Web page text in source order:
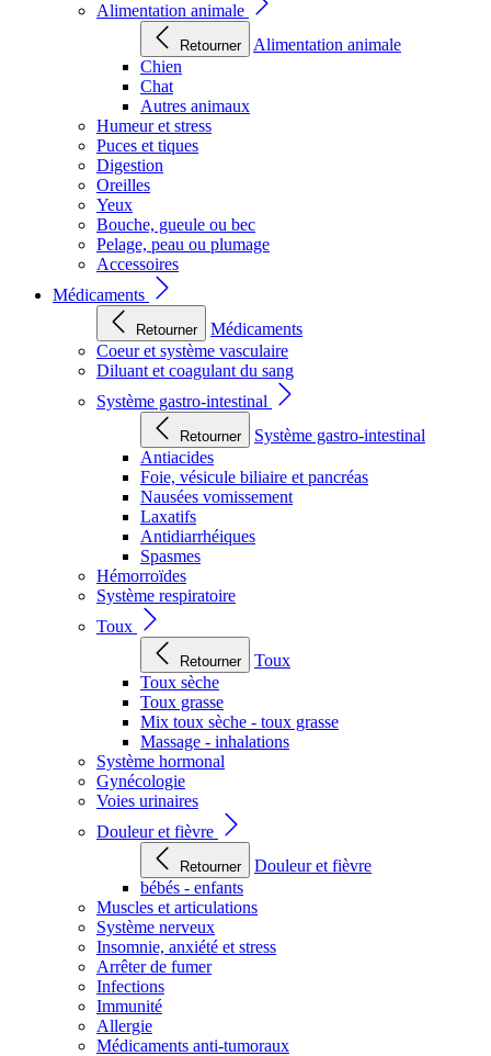
Alimentation animale
Retourner
Alimentation animale
Chien
Chat
Autres animaux
Humeur et stress
Puces et tiques
Digestion
Oreilles
Yeux
Bouche, gueule ou bec
Pelage, peau ou plumage
Accessoires
Médicaments
Retourner
Médicaments
Coeur et système vasculaire
Diluant et coagulant du sang
Système gastro-intestinal
Retourner
Système gastro-intestinal
Antiacides
Foie, vésicule biliaire et pancréas
Nausées vomissement
Laxatifs
Antidiarrhéiques
Spasmes
Hémorroïdes
Système respiratoire
Toux
Retourner
Toux
Toux sèche
Toux grasse
Mix toux sèche - toux grasse
Massage - inhalations
Système hormonal
Gynécologie
Voies urinaires
Douleur et fièvre
Retourner
Douleur et fièvre
bébés - enfants
Muscles et articulations
Système nerveux
Insomnie, anxiété et stress
Arrêter de fumer
Infections
Immunité
Allergie
Médicaments anti-tumoraux